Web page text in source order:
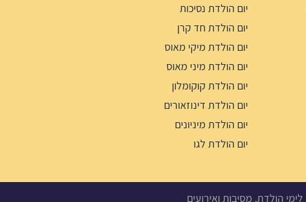
יום הולדת נסיכות
יום הולדת חד קרן
יום הולדת מיקי מאוס
יום הולדת מיני מאוס
יום הולדת קוקומלון
יום הולדת דינוזאורים
יום הולדת מיניונים
יום הולדת לגו